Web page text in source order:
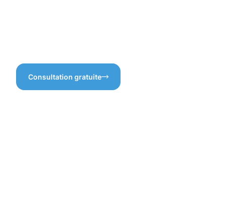
Consultation gratuite